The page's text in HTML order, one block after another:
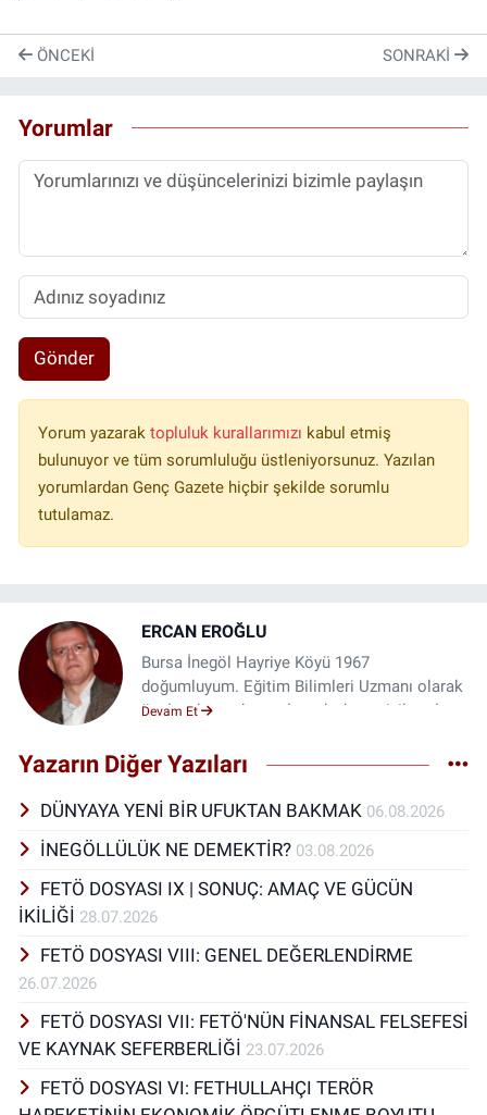
ÖNCEKI SONRAKI
Yorumlar
Gönder
Yorum yazarak topluluk kurallarımızı kabul etmiş
bulunuyor ve tüm sorumluluğu üstleniyorsunuz. Yazılan
yorumlardan Genç Gazete hiçbir şekilde sorumlu
tutulamaz.
ERCAN EROĞLU
Bursa İnegöl Hayriye Köyü 1967
doğumluyum. Eğitim Bilimleri Uzmanı olarak
özel ve kamu kurumlarında, bazı sivil toplum
Portakalı Eğitim Kooperatifi, Başka Bir Okul
kalkınması, antropoloji, siyaset bilimi, sosyal
içinde yar almaktadır. Bizim Köy adlı bir
derginin editörlüğünü yapmaktayım. Ankara
Üniversitesi Eğitim Yönetimi ve Planlaması
Bölümü Lisans mezunuyum. Aynı
Üniversitede Halk Eğitimi alanında yüksek
bitirdim. Yayınlanmış üç kitabım, farklı
alanlarda yazılmış makalelerim
Şimdilerde yapay zeka bağlamında ekonomi,
Devam Et
Yazarın Diğer Yazıları
DÜNYAYA YENİ BİR UFUKTAN BAKMAK 06.08.2026
İNEGÖLLÜLÜK NE DEMEKTİR? 03.08.2026
FETÖ DOSYASI IX | SONUÇ: AMAÇ VE GÜCÜN
İKİLİĞİ 28.07.2026
FETÖ DOSYASI VIII: GENEL DEĞERLENDİRME
26.07.2026
FETÖ DOSYASI VII: FETÖ'NÜN FİNANSAL FELSEFESİ
VE KAYNAK SEFERBERLİĞİ 23.07.2026
FETÖ DOSYASI VI: FETHULLAHÇI TERÖR